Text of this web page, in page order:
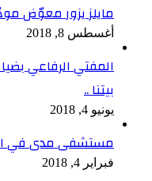
مايلز يزور معوّض
أغسطس 8, 2018
المفتي الرفاعي
بيتنا ..
يونيو 4, 2018
مستشفى مدى في
فبراير 4, 2018